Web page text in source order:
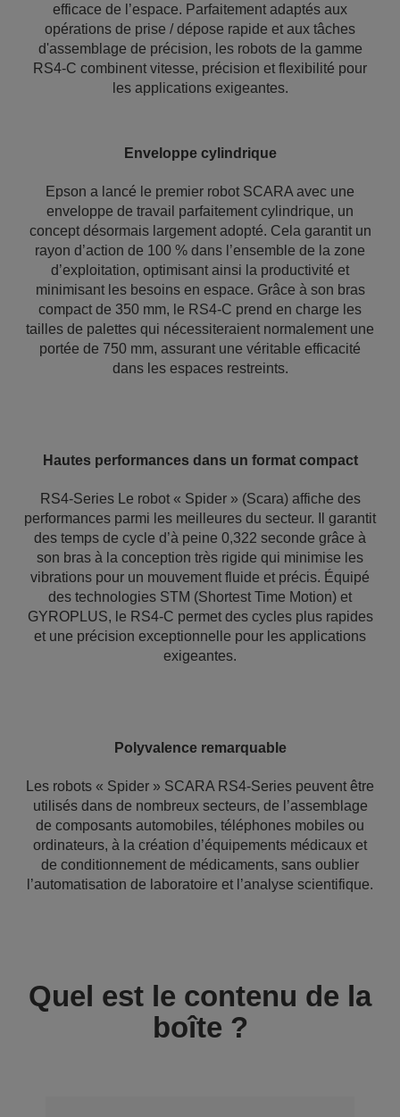
efficace de l’espace. Parfaitement adaptés aux
opérations de prise / dépose rapide et aux tâches
d'assemblage de précision, les robots de la gamme
RS4‐C combinent vitesse, précision et flexibilité pour
les applications exigeantes.
Enveloppe cylindrique
Epson a lancé le premier robot SCARA avec une
enveloppe de travail parfaitement cylindrique, un
concept désormais largement adopté. Cela garantit un
rayon d’action de 100 % dans l’ensemble de la zone
d’exploitation, optimisant ainsi la productivité et
minimisant les besoins en espace. Grâce à son bras
compact de 350 mm, le RS4-C prend en charge les
tailles de palettes qui nécessiteraient normalement une
portée de 750 mm, assurant une véritable efficacité
dans les espaces restreints.
Hautes performances dans un format compact
RS4-Series Le robot « Spider » (Scara) affiche des
performances parmi les meilleures du secteur. Il garantit
des temps de cycle d’à peine 0,322 seconde grâce à
son bras à la conception très rigide qui minimise les
vibrations pour un mouvement fluide et précis. Équipé
des technologies STM (Shortest Time Motion) et
GYROPLUS, le RS4-C permet des cycles plus rapides
et une précision exceptionnelle pour les applications
exigeantes.
Polyvalence remarquable
Les robots « Spider » SCARA RS4-Series peuvent être
utilisés dans de nombreux secteurs, de l’assemblage
de composants automobiles, téléphones mobiles ou
ordinateurs, à la création d’équipements médicaux et
de conditionnement de médicaments, sans oublier
l’automatisation de laboratoire et l’analyse scientifique.
Quel est le contenu de la
boîte ?